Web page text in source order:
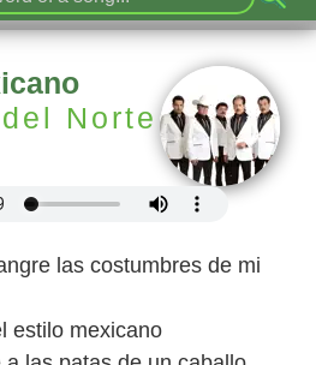
Norte
las costumbres de mi
estilo mexicano